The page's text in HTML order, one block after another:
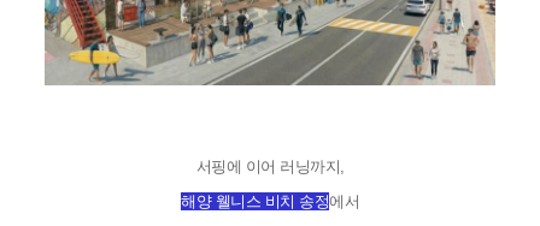
서핑에 이어 러닝까지,
해양 웰니스 비치 송정에서